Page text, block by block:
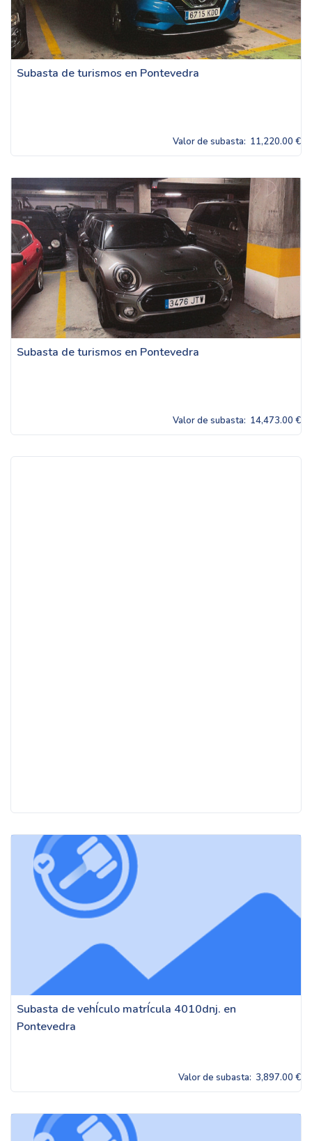
Subasta de turismos en Pontevedra
Valor de subasta: 11,220.00 €
Subasta de turismos en Pontevedra
Valor de subasta: 14,473.00 €
Subasta de vehÍculo matrÍcula 4010dnj. en
Pontevedra
Valor de subasta: 3,897.00 €